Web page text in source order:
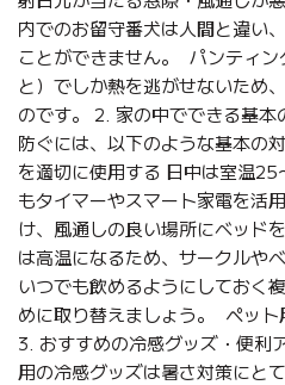
内でのお留守番犬は人間と違い
ことができません。 パンティ
と）でしか熱を逃がせないため
のです。 2. 家の中でできる基
防ぐには、以下のような基本の
を適切に使用する 日中は室温
もタイマーやスマート家電を活
け、風通しの良い場所にベッド
は高温になるため、サークルや
いつでも飲めるようにしておく
めに取り替えましょう。 ペット
3. おすすめの冷感グッズ・便利
用の冷感グッズは暑さ対策にと